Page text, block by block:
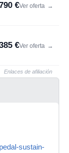
€Ver oferta →
€Ver oferta →
Enlaces de afiliación
sustain-